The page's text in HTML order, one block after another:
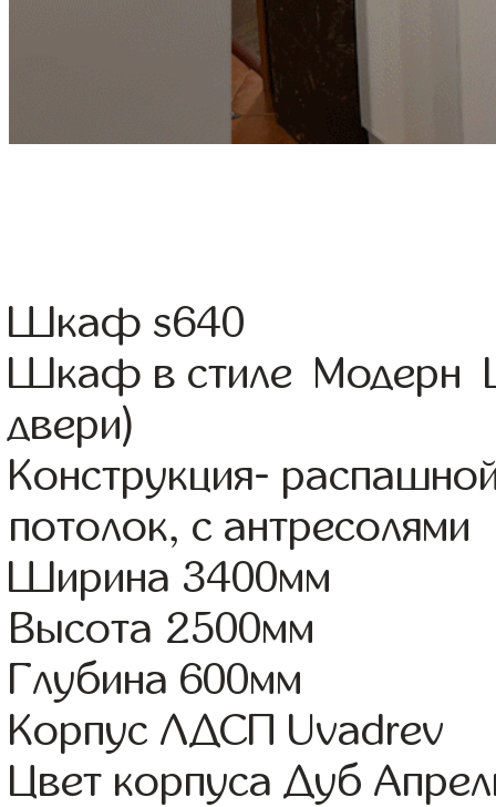
Шкаф s640
Шкаф в стиле Модерн
двери)
Конструкция-
потолок, с антресолями
Ширина 3400мм
Высота 2500мм
Глубина 600мм
Корпус ЛДСП Uvadrev
Цвет корпуса Дуб